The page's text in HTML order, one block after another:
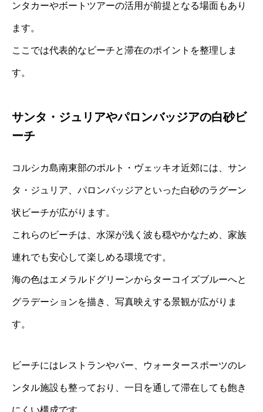
ンタカーやボートツアーの活用が前提となる場面もあり
ます。
ここでは代表的なビーチと滞在のポイントを整理しま
す。
サンタ・ジュリアやパロンバッジアの白砂ビ
ーチ
コルシカ島南東部のポルト・ヴェッキオ近郊には、サン
タ・ジュリア、パロンバッジアといった白砂のラグーン
状ビーチが広がります。
これらのビーチは、水深が浅く波も穏やかなため、家族
連れでも安心して楽しめる環境です。
海の色はエメラルドグリーンからターコイズブルーへと
グラデーションを描き、写真映えする景観が広がりま
す。
ビーチにはレストランやバー、ウォータースポーツのレ
ンタル施設も整っており、一日を通して滞在しても飽き